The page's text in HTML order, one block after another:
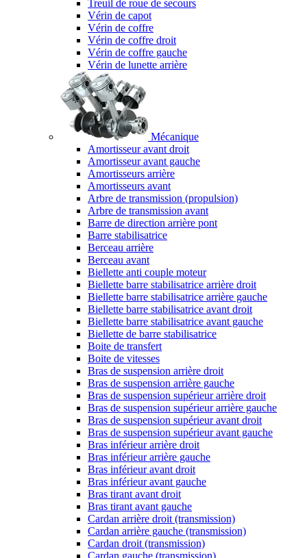
Treuil de roue de secours
Vérin de capot
Vérin de coffre
Vérin de coffre droit
Vérin de coffre gauche
Vérin de lunette arrière
Mécanique
Amortisseur avant droit
Amortisseur avant gauche
Amortisseurs arrière
Amortisseurs avant
Arbre de transmission (propulsion)
Arbre de transmission avant
Barre de direction arrière pont
Barre stabilisatrice
Berceau arrière
Berceau avant
Biellette anti couple moteur
Biellette barre stabilisatrice arrière droit
Biellette barre stabilisatrice arrière gauche
Biellette barre stabilisatrice avant droit
Biellette barre stabilisatrice avant gauche
Biellette de barre stabilisatrice
Boite de transfert
Boite de vitesses
Bras de suspension arrière droit
Bras de suspension arrière gauche
Bras de suspension supérieur arrière droit
Bras de suspension supérieur arrière gauche
Bras de suspension supérieur avant droit
Bras de suspension supérieur avant gauche
Bras inférieur arrière droit
Bras inférieur arrière gauche
Bras inférieur avant droit
Bras inférieur avant gauche
Bras tirant avant droit
Bras tirant avant gauche
Cardan arrière droit (transmission)
Cardan arrière gauche (transmission)
Cardan droit (transmission)
Cardan gauche (transmission)